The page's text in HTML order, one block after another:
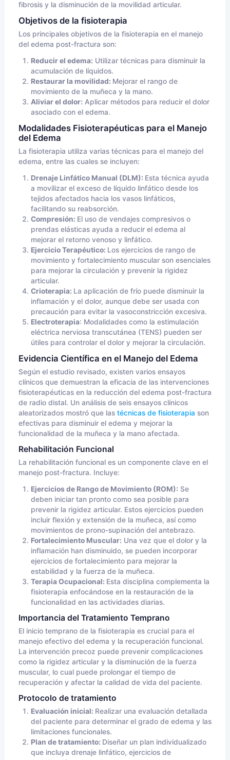
fibrosis y la disminución de la movilidad articular.
Objetivos de la fisioterapia
Los principales objetivos de la fisioterapia en el manejo
del edema post-fractura son:
Reducir el edema: Utilizar técnicas para disminuir la
acumulación de líquidos.
Restaurar la movilidad: Mejorar el rango de
movimiento de la muñeca y la mano.
Aliviar el dolor: Aplicar métodos para reducir el dolor
asociado con el edema.
Modalidades Fisioterapéuticas para el Manejo
del Edema
La fisioterapia utiliza varias técnicas para el manejo del
edema, entre las cuales se incluyen:
Drenaje Linfático Manual (DLM): Esta técnica ayuda
a movilizar el exceso de líquido linfático desde los
tejidos afectados hacia los vasos linfáticos,
facilitando su reabsorción.
Compresión: El uso de vendajes compresivos o
prendas elásticas ayuda a reducir el edema al
mejorar el retorno venoso y linfático.
Ejercicio Terapéutico: Los ejercicios de rango de
movimiento y fortalecimiento muscular son esenciales
para mejorar la circulación y prevenir la rigidez
articular.
Crioterapia: La aplicación de frío puede disminuir la
inflamación y el dolor, aunque debe ser usada con
precaución para evitar la vasoconstricción excesiva.
Electroterapia: Modalidades como la estimulación
eléctrica nerviosa transcutánea (TENS) pueden ser
útiles para controlar el dolor y mejorar la circulación.
Evidencia Científica en el Manejo del Edema
Según el estudio revisado, existen varios ensayos
clínicos que demuestran la eficacia de las intervenciones
fisioterapéuticas en la reducción del edema post-fractura
de radio distal. Un análisis de seis ensayos clínicos
aleatorizados mostró que las técnicas de fisioterapia son
efectivas para disminuir el edema y mejorar la
funcionalidad de la muñeca y la mano afectada.
Rehabilitación Funcional
La rehabilitación funcional es un componente clave en el
manejo post-fractura. Incluye:
Ejercicios de Rango de Movimiento (ROM): Se
deben iniciar tan pronto como sea posible para
prevenir la rigidez articular. Estos ejercicios pueden
incluir flexión y extensión de la muñeca, así como
movimientos de prono-supinación del antebrazo.
Fortalecimiento Muscular: Una vez que el dolor y la
inflamación han disminuido, se pueden incorporar
ejercicios de fortalecimiento para mejorar la
estabilidad y la fuerza de la muñeca.
Terapia Ocupacional: Esta disciplina complementa la
fisioterapia enfocándose en la restauración de la
funcionalidad en las actividades diarias.
Importancia del Tratamiento Temprano
El inicio temprano de la fisioterapia es crucial para el
manejo efectivo del edema y la recuperación funcional.
La intervención precoz puede prevenir complicaciones
como la rigidez articular y la disminución de la fuerza
muscular, lo cual puede prolongar el tiempo de
recuperación y afectar la calidad de vida del paciente.
Protocolo de tratamiento
Evaluación inicial: Realizar una evaluación detallada
del paciente para determinar el grado de edema y las
limitaciones funcionales.
Plan de tratamiento: Diseñar un plan individualizado
que incluya drenaje linfático, ejercicios de